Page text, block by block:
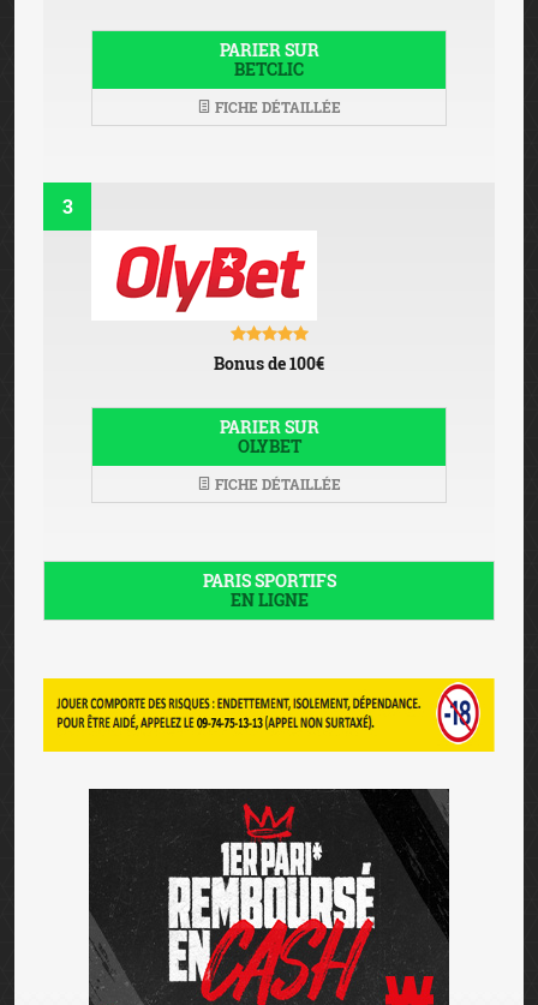
PARIER SUR
BETCLIC
FICHE DÉTAILLÉE
3
Bonus de 100€
PARIER SUR
OLYBET
FICHE DÉTAILLÉE
PARIS SPORTIFS
EN LIGNE